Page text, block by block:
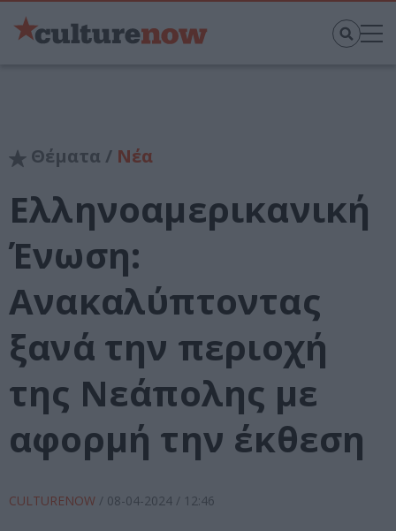
Θέματα / Νέα
Ελληνοαμερικανική
Ένωση:
Ανακαλύπτοντας
ξανά την περιοχή
της Νεάπολης με
αφορμή την έκθεση
CULTURENOW / 08-04-2024 / 12:46